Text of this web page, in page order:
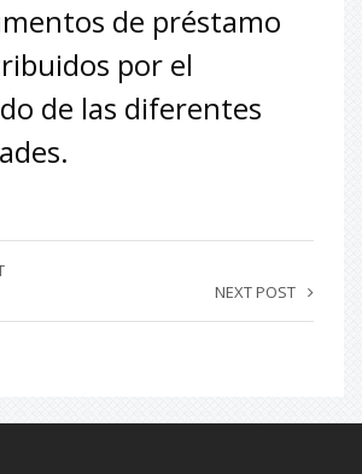
de préstamo
por el
de las diferentes
NEXT POST